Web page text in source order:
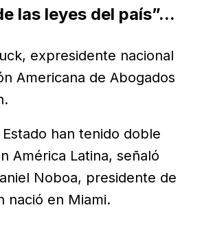
las leyes del país”...
expresidente nacional
Americana de Abogados
han tenido doble
América Latina, señaló
Noboa, presidente de
nació en Miami.